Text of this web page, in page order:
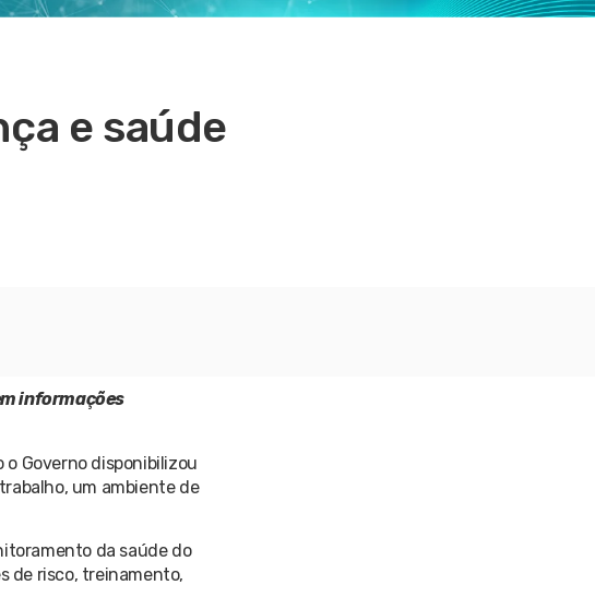
e saúde
informações
o Governo disponibilizou
um ambiente de
da saúde do
de risco, treinamento,